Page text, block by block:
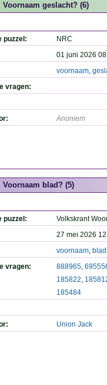
Voornaam geslacht? (6)
puzzel:
NRC
01 juni 2026
voornaam,
vragen:
Anoniem
Voornaam blad? (5)
puzzel:
Volkskrant
27 mei 2026
voornaam, blad
vragen:
888965,
185822,
185484
Union Jack